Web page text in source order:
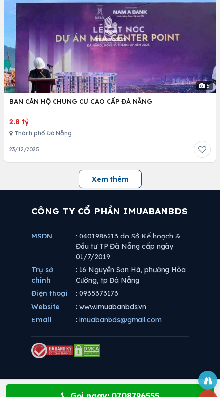
5
BAN CĂN HỘ CHUNG CƯ CAO CẤP ĐÀ NẴNG
2.8 tỷ
Thành phố Đà Nẵng
23/12/2025
Xem thêm
CÔNG TY CỔ PHẦN IMUABANBDS
MSDN
: 0401986213 do Sở Kế hoạch &
Đầu tư TP Đà Nẵng cấp ngày
01/7/2019
Trụ sở
chính
: 16 Nguyễn Sơn Hà, phường Hòa
Cường, tp Đà Nẵng
Điện thoại
: 0935373173
Website
: www.imuabanbds.vn
Email
: imuabanbds@gmail.com